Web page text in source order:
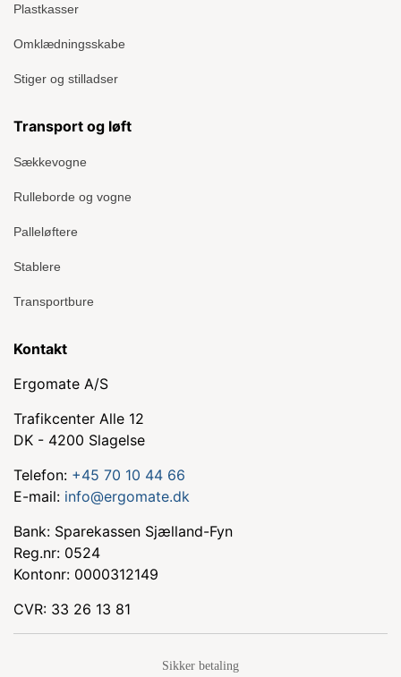
Plastkasser
Omklædningsskabe
Stiger og stilladser
Transport og løft
Sækkevogne
Rulleborde og vogne
Palleløftere
Stablere
Transportbure
Kontakt
Ergomate A/S
Trafikcenter Alle 12
DK - 4200 Slagelse
Telefon: +45 70 10 44 66
E-mail: info@ergomate.dk
Bank: Sparekassen Sjælland-Fyn
Reg.nr: 0524
Kontonr: 0000312149
CVR: 33 26 13 81
Sikker betaling